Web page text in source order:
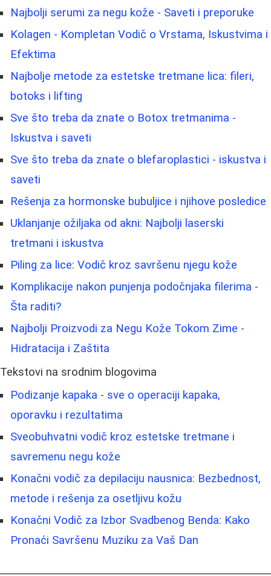
Najbolji serumi za negu kože - Saveti i preporuke
Kolagen - Kompletan Vodič o Vrstama, Iskustvima i
Efektima
Najbolje metode za estetske tretmane lica: fileri,
botoks i lifting
Sve što treba da znate o Botox tretmanima -
Iskustva i saveti
Sve što treba da znate o blefaroplastici - iskustva i
saveti
Rešenja za hormonske bubuljice i njihove posledice
Uklanjanje ožiljaka od akni: Najbolji laserski
tretmani i iskustva
Piling za lice: Vodič kroz savršenu njegu kože
Komplikacije nakon punjenja podočnjaka filerima -
Šta raditi?
Najbolji Proizvodi za Negu Kože Tokom Zime -
Hidratacija i Zaštita
Tekstovi na srodnim blogovima
Podizanje kapaka - sve o operaciji kapaka,
oporavku i rezultatima
Sveobuhvatni vodič kroz estetske tretmane i
savremenu negu kože
Konačni vodič za depilaciju nausnica: Bezbednost,
metode i rešenja za osetljivu kožu
Konačni Vodič za Izbor Svadbenog Benda: Kako
Pronaći Savršenu Muziku za Vaš Dan